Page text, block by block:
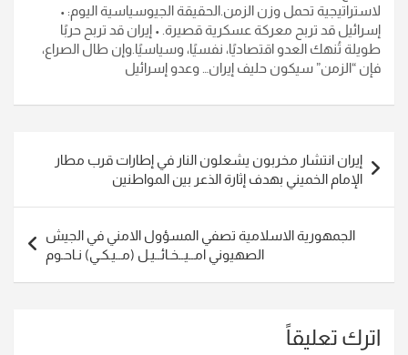
لاستراتيجية تحمل وزن الزمن.الحقيقة الجيوسياسية اليوم: •
إسرائيل قد تربح معركة عسكرية قصيرة. • إيران قد تربح حربًا
طويلة تُنهك العدو اقتصاديًا، نفسيًا، وسياسيًا.وإن طال الصراع،
فإن “الزمن” سيكون حليف إيران… وعدو إسرائيل
المقالات
إيران انتشار مخربون يشعلون النار في إطارات قرب مطار
الإمام الخميني بهدف إثارة الذعر بين المواطنين
الجمهورية الاسلامية تصفي المسؤول الامني في الجيش
الصهيوني امــيــخـائــيـل (مــيـكـي) نـاحـوم
اترك تعليقاً